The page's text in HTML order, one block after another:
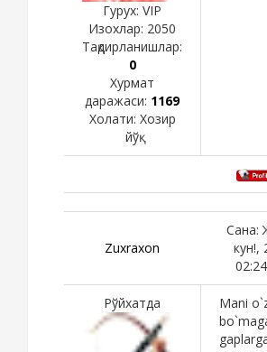
Гурух: VIP
Изохлар: 2050
Тақдирланишлар:
0
Хурмат
даражаси: 1169
Холати: Хозир
йўқ
Zuxraxon
Сана:
кун!,
Рўйхатда
Mani